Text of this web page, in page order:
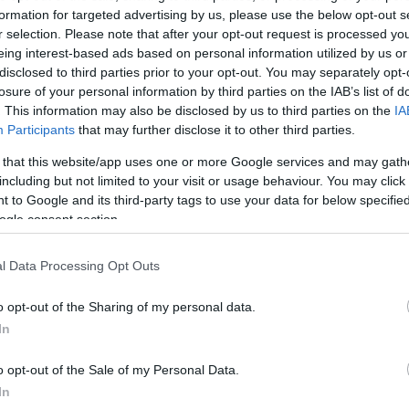
for targeted advertising by us, please use the below opt-out
selection. Please note that after your opt-out request is processed
interest-based ads based on personal information utilized by us
to third parties prior to your opt-out. You may separately
of your personal information by third parties on the IAB’s list of
This information may also be disclosed by us to third parties on the
Participants that may further disclose it to other third parties.
that this website/app uses one or more Google services and may
but not limited to your visit or usage behaviour. You may
to Google and its third-party tags to use your data for below
consent section.
Data Processing Opt Outs
opt-out of the Sharing of my personal data.
opt-out of the Sale of my Personal Data.
τιμολόγιο
για